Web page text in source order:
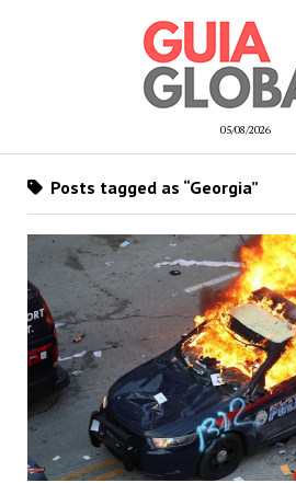
05/08/2026
Posts tagged as “Georgia”